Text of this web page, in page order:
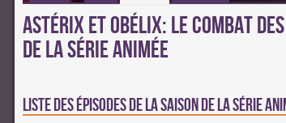
Astérix et Obélix: Le Combat
de la série animée
Liste des épisodes de la saison de la série